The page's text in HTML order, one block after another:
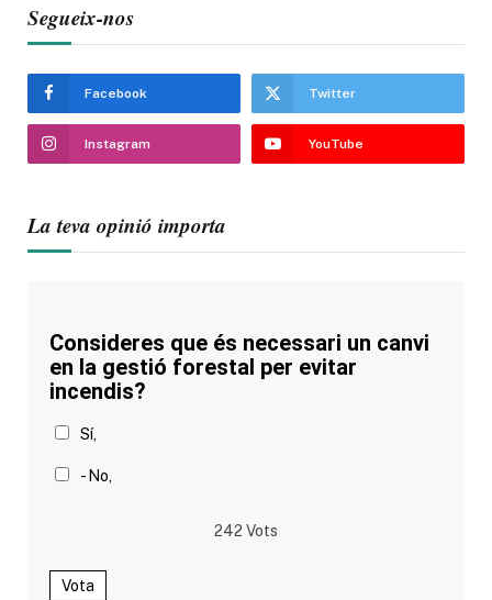
Segueix-nos
Facebook Twitter
Instagram YouTube
La teva opinió importa
Consideres que és necessari un canvi
en la gestió forestal per evitar
incendis?
Sí,
- No,
242 Vots
Vota